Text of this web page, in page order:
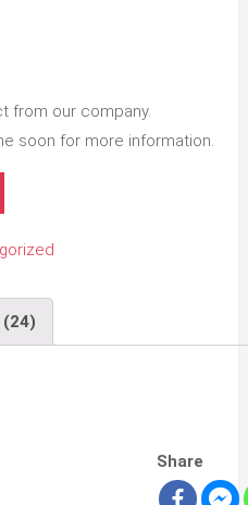
from our company.
soon for more information.
(24)
Share